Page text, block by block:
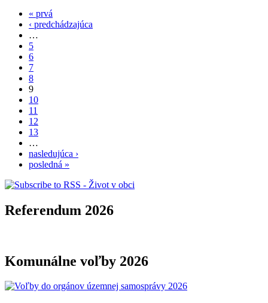
« prvá
‹ predchádzajúca
…
5
6
7
8
9
10
11
12
13
…
nasledujúca ›
posledná »
Referendum 2026
Komunálne voľby 2026